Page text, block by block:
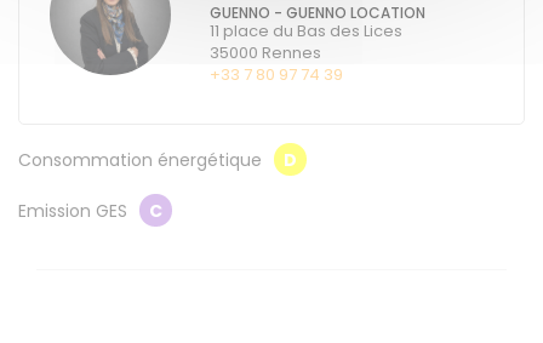
GUENNO - GUENNO LOCATION
11 place du Bas des Lices
35000 Rennes
+33 7 80 97 74 39
Consommation énergétique D
Emission GES C